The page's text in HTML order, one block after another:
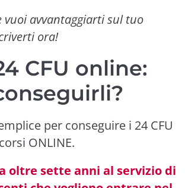
vuoi avvantaggiarti sul tuo
ora!
CFU online:
per conseguire i 24 CFU
ONLINE.
oltre sette anni al servizio di